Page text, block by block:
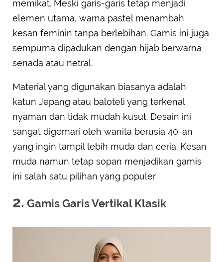
memikat. Meski garis-garis tetap menjadi
elemen utama, warna pastel menambah
kesan feminin tanpa berlebihan. Gamis ini juga
sempurna dipadukan dengan hijab berwarna
senada atau netral.
Material yang digunakan biasanya adalah
katun Jepang atau baloteli yang terkenal
nyaman dan tidak mudah kusut. Desain ini
sangat digemari oleh wanita berusia 40-an
yang ingin tampil lebih muda dan ceria. Kesan
muda namun tetap sopan menjadikan gamis
ini salah satu pilihan yang populer.
2. Gamis Garis Vertikal Klasik